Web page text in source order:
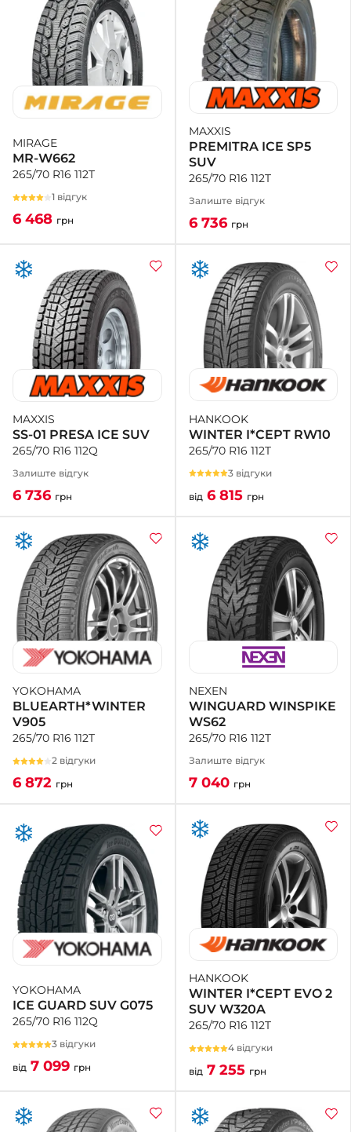
MIRAGE
MR-W662
265/70 R16 112T
1 відгук
6 468 грн
MAXXIS
PREMITRA ICE SP5
SUV
265/70 R16 112T
Залиште відгук
6 736 грн
MAXXIS
SS-01 PRESA ICE SUV
265/70 R16 112Q
Залиште відгук
6 736 грн
HANKOOK
WINTER I*CEPT RW10
265/70 R16 112T
3 відгуки
від 6 815 грн
YOKOHAMA
BLUEARTH*WINTER
V905
265/70 R16 112T
2 відгуки
6 872 грн
NEXEN
WINGUARD WINSPIKE
WS62
265/70 R16 112T
Залиште відгук
7 040 грн
YOKOHAMA
ICE GUARD SUV G075
265/70 R16 112Q
3 відгуки
від 7 099 грн
HANKOOK
WINTER I*CEPT EVO 2
SUV W320A
265/70 R16 112T
4 відгуки
від 7 255 грн